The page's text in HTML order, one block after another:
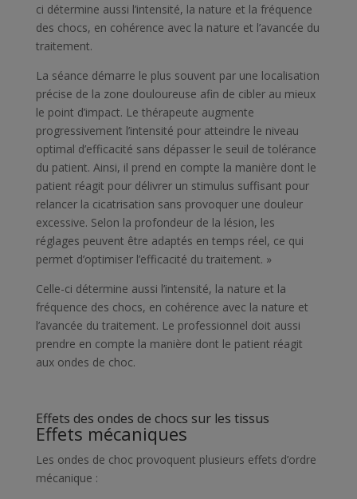
ci détermine aussi l’intensité, la nature et la fréquence
des chocs, en cohérence avec la nature et l’avancée du
traitement.
La séance démarre le plus souvent par une localisation
précise de la zone douloureuse afin de cibler au mieux
le point d’impact. Le thérapeute augmente
progressivement l’intensité pour atteindre le niveau
optimal d’efficacité sans dépasser le seuil de tolérance
du patient. Ainsi, il prend en compte la manière dont le
patient réagit pour délivrer un stimulus suffisant pour
relancer la cicatrisation sans provoquer une douleur
excessive. Selon la profondeur de la lésion, les
réglages peuvent être adaptés en temps réel, ce qui
permet d’optimiser l’efficacité du traitement. »
Celle-ci détermine aussi l’intensité, la nature et la
fréquence des chocs, en cohérence avec la nature et
l’avancée du traitement. Le professionnel doit aussi
prendre en compte la manière dont le patient réagit
aux ondes de choc.
Effets des ondes de chocs sur les tissus
Effets mécaniques
Les ondes de choc provoquent plusieurs effets d’ordre
mécanique :